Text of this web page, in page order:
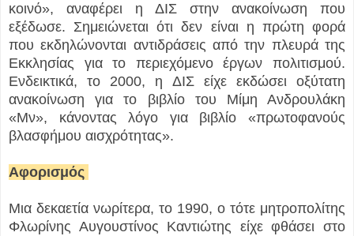
κοινό», αναφέρει η ΔΙΣ στην ανακοίνωση που
εξέδωσε. Σημειώνεται ότι δεν είναι η πρώτη φορά
που εκδηλώνονται αντιδράσεις από την πλευρά της
Εκκλησίας για το περιεχόμενο έργων πολιτισμού.
Ενδεικτικά, το 2000, η ΔΙΣ είχε εκδώσει οξύτατη
ανακοίνωση για το βιβλίο του Μίμη Ανδρουλάκη
«Mν», κάνοντας λόγο για βιβλίο «πρωτοφανούς
βλασφήμου αισχρότητας».
Αφορισμός
Μια δεκαετία νωρίτερα, το 1990, ο τότε μητροπολίτης
Φλωρίνης Αυγουστίνος Καντιώτης είχε φθάσει στο